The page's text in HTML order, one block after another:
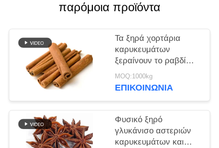
ΠΡΟΣΦΟΡΆ
ΧΆΡΤΗΣ
ΙΣΤΌΤΟΠΟΥ
ΠΟΛΙΤΙΚΉ
ΜΥΣΤΙΚΌΤΗΤΑΣ
παρόμοια προϊόντα
Τα ξηρά χορτάρια
καρυκευμάτων
ξεραίνουν το ραβδί
κανέλας για τα
καρυκεύματα 8cm
MOQ:1000kg
ΕΠΙΚΟΙΝΩΝΊΑ
Φυσικό ξηρό
γλυκάνισο αστεριών
καρυκευμάτων και